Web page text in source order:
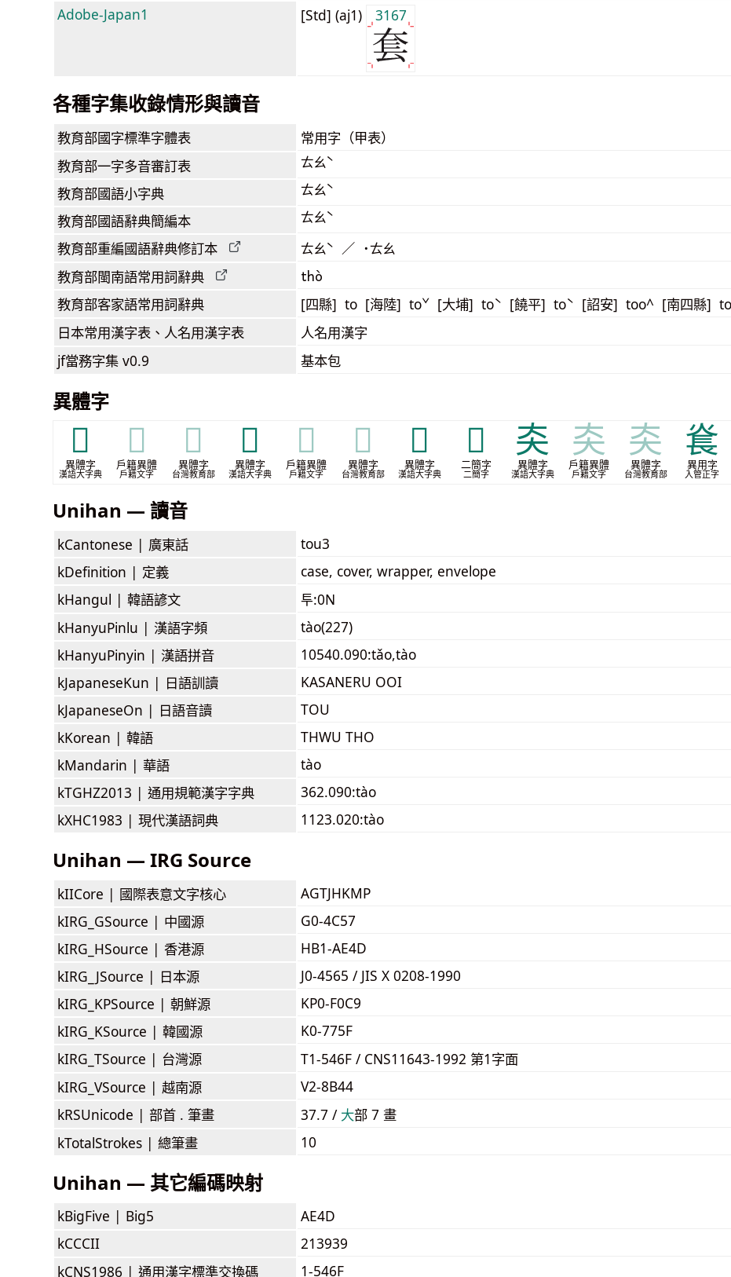
Adobe-Japan1 [Std] (aj1) 3167
各種字集收錄情形與讀音
教育部國字標準字體表 常用字（甲表）
教育部一字多音審訂表 ㄊㄠˋ
教育部國語小字典 ㄊㄠˋ
教育部國語辭典簡編本 ㄊㄠˋ
教育部重編國語辭典修訂本 ㄊㄠˋ ／ ˙ㄊㄠ
教育部閩南語常用詞辭典 thò
教育部客家語常用詞辭典 [四縣] to [海陸] toˇ [大埔] toˋ [饒平] toˋ [詔安] too^ [南四縣] to
日本常用漢字表 、人名用漢字表 人名用漢字
jf當務字集 v0.9 基本包
異體字
𡘂
異體字
漢語大字典
𡘂
戶籍異體
戶籍文字
𡘂
異體字
台灣教育部
𡘷
異體字
漢語大字典
𡘷
戶籍異體
戶籍文字
𡘷
異體字
台灣教育部
𨻝
異體字
漢語大字典
𰋛
二簡字
二簡字
㚐
異體字
漢語大字典
㚐
戶籍異體
戶籍文字
㚐
異體字
台灣教育部
㷃
異用字
入管正字
Unihan — 讀音
kCantonese | 廣東話
tou3
kDefinition | 定義
case, cover, wrapper, envelope
kHangul | 韓語諺文
투:0N
kHanyuPinlu | 漢語字頻
tào(227)
kHanyuPinyin | 漢語拼音
10540.090:tǎo,tào
kJapaneseKun | 日語訓讀
KASANERU OOI
kJapaneseOn | 日語音讀
TOU
kKorean | 韓語
THWU THO
kMandarin | 華語
tào
kTGHZ2013 | 通用規範漢字字典
362.090:tào
kXHC1983 | 現代漢語詞典 1123.020:tào
Unihan — IRG Source
kIICore | 國際表意文字核心
AGTJHKMP
kIRG_GSource | 中國源
G0-4C57
kIRG_HSource | 香港源
HB1-AE4D
kIRG_JSource | 日本源
J0-4565 / JIS X 0208-1990
kIRG_KPSource | 朝鮮源
KP0-F0C9
kIRG_KSource | 韓國源
K0-775F
kIRG_TSource | 台灣源
T1-546F / CNS11643-1992 第1字面
kIRG_VSource | 越南源
V2-8B44
kRSUnicode | 部首 . 筆畫 37.7 / ⼤部 7 畫
kTotalStrokes | 總筆畫 10
Unihan — 其它編碼映射
kBigFive | Big5
AE4D
kCCCII
213939
kCNS1986 | 通用漢字標準交換碼 1-546F